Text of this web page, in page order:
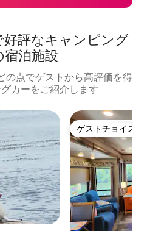
評なキャンピング
宿泊施設
の点でゲストから高評価を得
カーをご紹介します
。 ゲストチョイス
ゲストチョイス